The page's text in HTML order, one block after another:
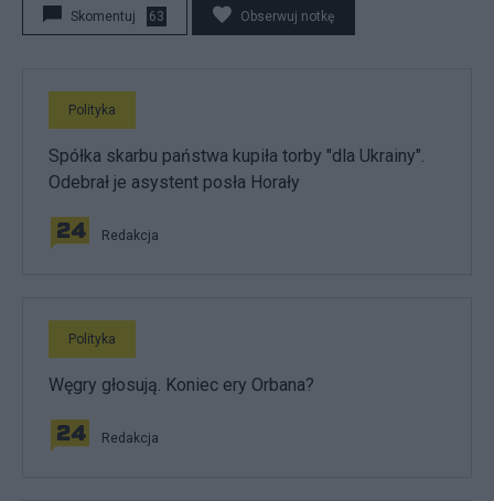
Skomentuj 63 Obserwuj notkę
Polityka
Spółka skarbu państwa kupiła torby "dla Ukrainy".
Odebrał je asystent posła Horały
Redakcja
Polityka
Węgry głosują. Koniec ery Orbana?
Redakcja